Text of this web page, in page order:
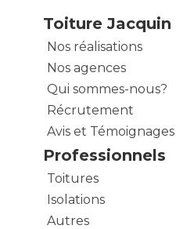
Toiture Jacquin
Nos réalisations
Nos agences
Qui sommes-nous?
Récrutement
Avis et Témoignages
Professionnels
Toitures
Isolations
Autres